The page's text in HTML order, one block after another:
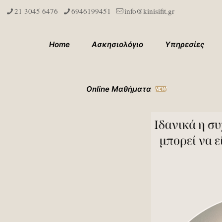
21 3045 6476 6946199451 info@kinisifit.gr
Home Ασκησιολόγιο Υπηρεσίες
Online Μαθήματα NEW